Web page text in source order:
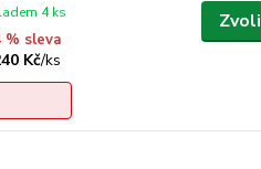
% sleva
Kč/ks
4 ks